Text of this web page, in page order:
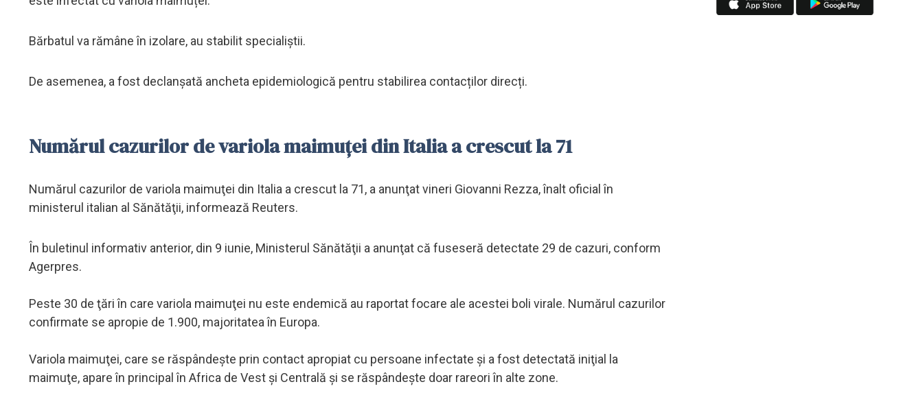
Bărbatul va rămâne în izolare, au stabilit specialiștii.
De asemenea, a fost declanșată ancheta epidemiologică pentru stabilirea contacților direcți.
Numărul cazurilor de variola maimuţei din Italia a crescut la 71
Numărul cazurilor de variola maimuţei din Italia a crescut la 71, a anunţat vineri Giovanni Rezza, înalt oficial în
ministerul italian al Sănătăţii, informează Reuters.
În buletinul informativ anterior, din 9 iunie, Ministerul Sănătăţii a anunţat că fuseseră detectate 29 de cazuri, conform
Agerpres.
Peste 30 de ţări în care variola maimuţei nu este endemică au raportat focare ale acestei boli virale. Numărul cazurilor
confirmate se apropie de 1.900, majoritatea în Europa.
Variola maimuţei, care se răspândeşte prin contact apropiat cu persoane infectate şi a fost detectată iniţial la
maimuţe, apare în principal în Africa de Vest şi Centrală şi se răspândeşte doar rareori în alte zone.